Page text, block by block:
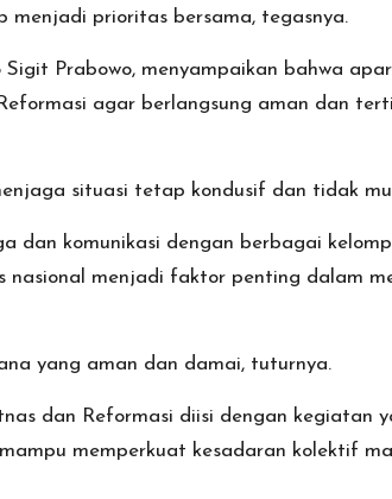
prioritas bersama, tegasnya.
Prabowo, menyampaikan bahwa
agar berlangsung aman dan
situasi tetap kondusif dan tidak
dan komunikasi dengan berbagai
menjadi faktor penting dalam
yang aman dan damai, tuturnya.
dan Reformasi diisi dengan kegiatan
memperkuat kesadaran kolektif